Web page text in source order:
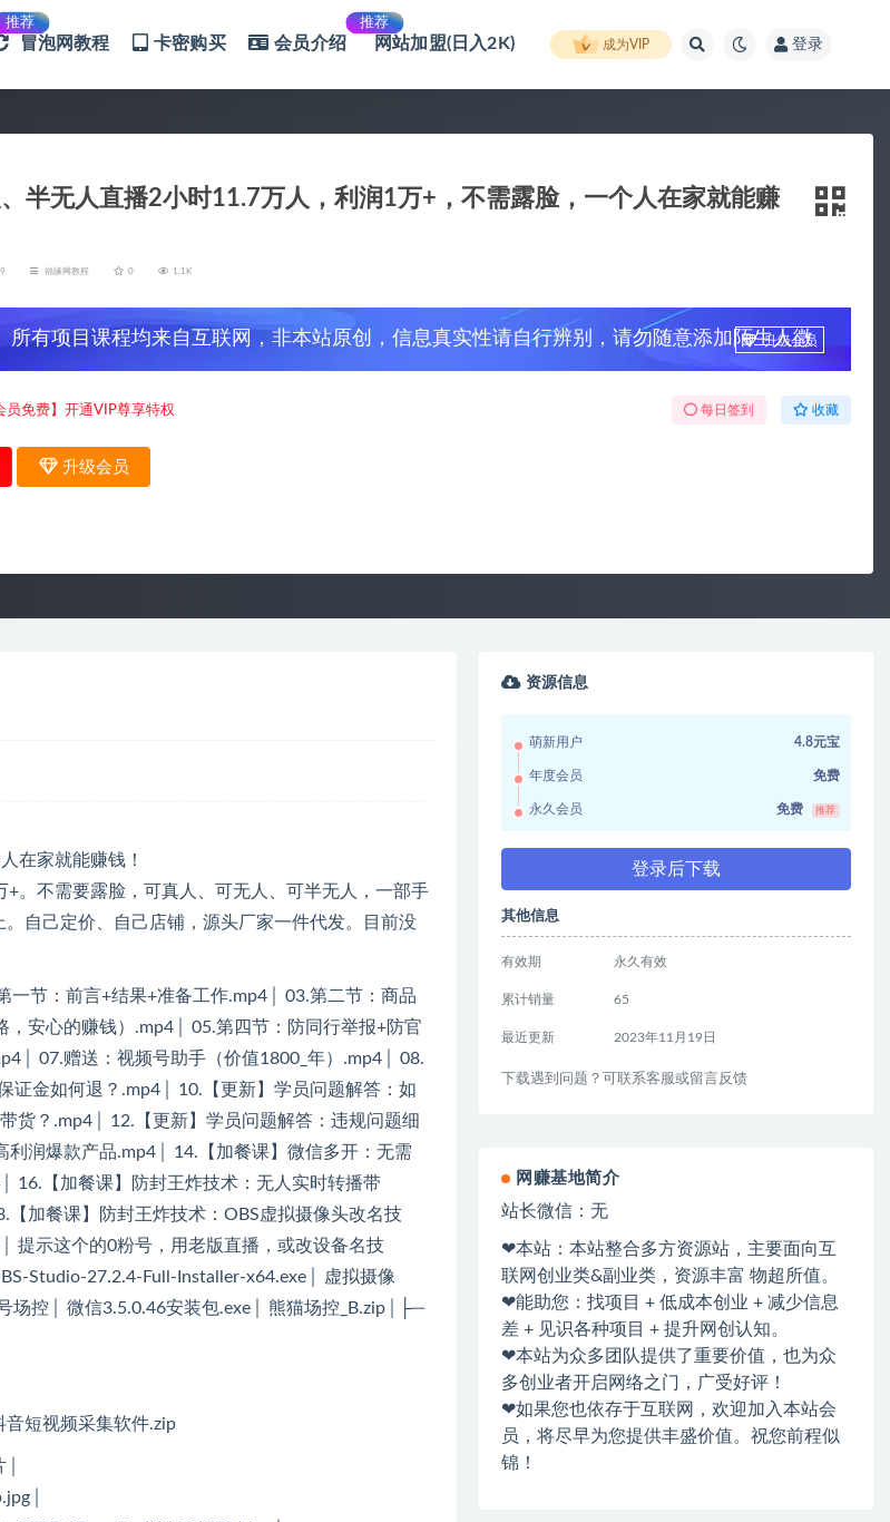
推荐
冒泡网教程 卡密购买 会员介绍
推荐
网站加盟(日入2K) 成为VIP 登录
半无人直播2小时11.7万人，利润1万+，不需露脸，一个人在家就能赚
福缘网教程 0 1.1K
所有项目课程均来自互联网，非本站原创，信息真实性请自行辨别，请勿随意添加陌生人微
当受骗！
升级会员
员免费】开通VIP尊享特权 每日签到 收藏
升级会员
。不需要露脸，可真人、可无人、可半无人，一部手
自己定价、自己店铺，源头厂家一件代发。目前没
节：前言+结果+准备工作.mp4│ 03.第二节：商品
安心的赚钱）.mp4│ 05.第四节：防同行举报+防官
07.赠送：视频号助手（价值1800_年）.mp4│ 08.
证金如何退？.mp4│ 10.【更新】学员问题解答：如
货？.mp4│ 12.【更新】学员问题解答：违规问题细
润爆款产品.mp4│ 14.【加餐课】微信多开：无需
16.【加餐课】防封王炸技术：无人实时转播带
加餐课】防封王炸技术：OBS虚拟摄像头改名技
示这个的0粉号，用老版直播，或改设备名技
Studio-27.2.4-Full-Installer-x64.exe│ 虚拟摄像
场控│ 微信3.5.0.46安装包.exe│ 熊猫场控_B.zip│├─
短视频采集软件.zip
资源信息
萌新用户 4.8元宝
年度会员 免费
永久会员 免费 推荐
登录后下载
其他信息
有效期 永久有效
累计销量 65
最近更新 2023年11月19日
下载遇到问题？可联系客服或留言反馈
网赚基地简介
站长微信：无
❤本站：本站整合多方资源站，主要面向互
联网创业类&副业类，资源丰富 物超所值。
❤能助您：找项目 + 低成本创业 + 减少信息
差 + 见识各种项目 + 提升网创认知。
❤本站为众多团队提供了重要价值，也为众
多创业者开启网络之门，广受好评！
❤如果您也依存于互联网，欢迎加入本站会
员，将尽早为您提供丰盛价值。祝您前程似
锦！